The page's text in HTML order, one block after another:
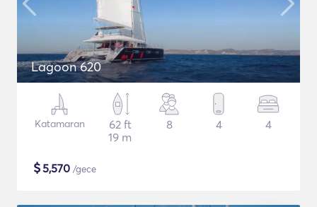
Lagoon 620
Katamaran
62 ft
19 m
8 4 4
$5,570 /gece